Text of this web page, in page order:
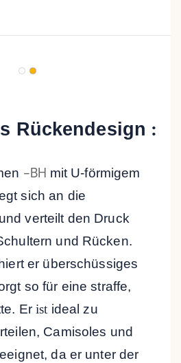
Rückendesign :
-BH mit U-förmigem
sich an die
verteilt den Druck
und Rücken.
er überschüssiges
so für eine straffe,
Er ist ideal zu
Camisoles und
da er unter der